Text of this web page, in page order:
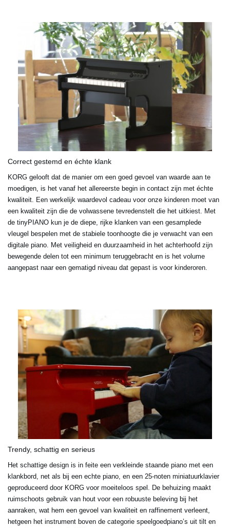
Correct gestemd en échte klank
KORG gelooft dat de manier om een goed gevoel van waarde aan te
moedigen, is het vanaf het allereerste begin in contact zijn met échte
kwaliteit. Een werkelijk waardevol cadeau voor onze kinderen moet van
een kwaliteit zijn die de volwassene tevredenstelt die het uitkiest. Met
de tinyPIANO kun je de diepe, rijke klanken van een gesamplede
vleugel bespelen met de stabiele toonhoogte die je verwacht van een
digitale piano. Met veiligheid en duurzaamheid in het achterhoofd zijn
bewegende delen tot een minimum teruggebracht en is het volume
aangepast naar een gematigd niveau dat gepast is voor kinderoren.
Trendy, schattig en serieus
Het schattige design is in feite een verkleinde staande piano met een
klankbord, net als bij een echte piano, en een 25-noten miniatuurklavier
geproduceerd door KORG voor moeiteloos spel. De behuizing maakt
ruimschoots gebruik van hout voor een robuuste beleving bij het
aanraken, wat hem een gevoel van kwaliteit en raffinement verleent,
hetgeen het instrument boven de categorie speelgoedpiano’s uit tilt en